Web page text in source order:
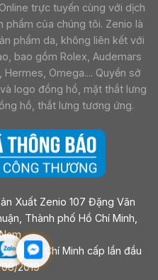
trực tuyến cùng với dịch
phẩm của chúng tôi. Zenio là
phẩm da, không liên kết với
bao gồm Rolex, Audemars
Omega.... Quyền sở
logo đồng hồ, mặt thắt lưng
hồ, thắt lưng tương ứng.
Xuất Zenio 107 Đặng Văn
Thành phố Hồ Chí Minh,
Tp Hồ Chí Minh cấp lần đầu
2019